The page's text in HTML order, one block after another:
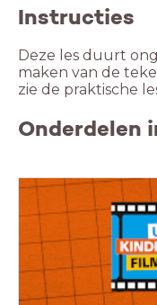
Instructies
Deze les duurt
maken van de
zie de praktische
Onderdelen